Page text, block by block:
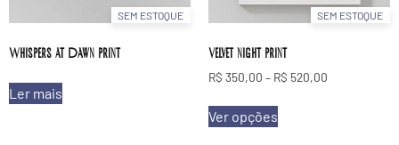
SEM ESTOQUE
Whispers at Dawn print
Ler mais
SEM ESTOQUE
Velvet night print
R$ 350,00 – R$ 520,00
Ver opções